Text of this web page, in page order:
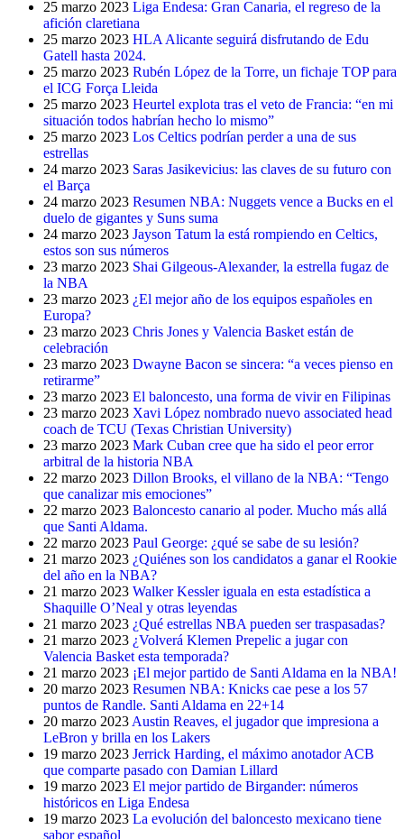
25 marzo 2023 Liga Endesa: Gran Canaria, el regreso de la
afición claretiana
25 marzo 2023 HLA Alicante seguirá disfrutando de Edu
Gatell hasta 2024.
25 marzo 2023 Rubén López de la Torre, un fichaje TOP para
el ICG Força Lleida
25 marzo 2023 Heurtel explota tras el veto de Francia: “en mi
situación todos habrían hecho lo mismo”
25 marzo 2023 Los Celtics podrían perder a una de sus
estrellas
24 marzo 2023 Saras Jasikevicius: las claves de su futuro con
el Barça
24 marzo 2023 Resumen NBA: Nuggets vence a Bucks en el
duelo de gigantes y Suns suma
24 marzo 2023 Jayson Tatum la está rompiendo en Celtics,
estos son sus números
23 marzo 2023 Shai Gilgeous-Alexander, la estrella fugaz de
la NBA
23 marzo 2023 ¿El mejor año de los equipos españoles en
Europa?
23 marzo 2023 Chris Jones y Valencia Basket están de
celebración
23 marzo 2023 Dwayne Bacon se sincera: “a veces pienso en
retirarme”
23 marzo 2023 El baloncesto, una forma de vivir en Filipinas
23 marzo 2023 Xavi López nombrado nuevo associated head
coach de TCU (Texas Christian University)
23 marzo 2023 Mark Cuban cree que ha sido el peor error
arbitral de la historia NBA
22 marzo 2023 Dillon Brooks, el villano de la NBA: “Tengo
que canalizar mis emociones”
22 marzo 2023 Baloncesto canario al poder. Mucho más allá
que Santi Aldama.
22 marzo 2023 Paul George: ¿qué se sabe de su lesión?
21 marzo 2023 ¿Quiénes son los candidatos a ganar el Rookie
del año en la NBA?
21 marzo 2023 Walker Kessler iguala en esta estadística a
Shaquille O’Neal y otras leyendas
21 marzo 2023 ¿Qué estrellas NBA pueden ser traspasadas?
21 marzo 2023 ¿Volverá Klemen Prepelic a jugar con
Valencia Basket esta temporada?
21 marzo 2023 ¡El mejor partido de Santi Aldama en la NBA!
20 marzo 2023 Resumen NBA: Knicks cae pese a los 57
puntos de Randle. Santi Aldama en 22+14
20 marzo 2023 Austin Reaves, el jugador que impresiona a
LeBron y brilla en los Lakers
19 marzo 2023 Jerrick Harding, el máximo anotador ACB
que comparte pasado con Damian Lillard
19 marzo 2023 El mejor partido de Birgander: números
históricos en Liga Endesa
19 marzo 2023 La evolución del baloncesto mexicano tiene
sabor español